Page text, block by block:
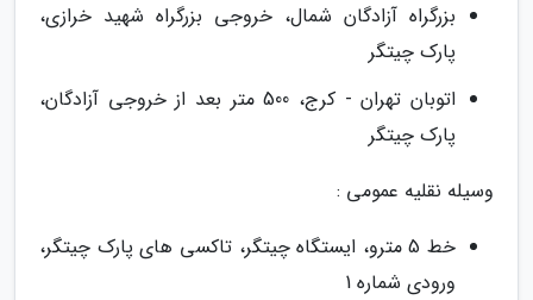
بزرگراه آزادگان شمال، خروجی بزرگراه شهید خرازی،
پارک چیتگر
اتوبان تهران - کرج، 500 متر بعد از خروجی آزادگان،
پارک چیتگر
وسیله نقلیه عمومی :
خط 5 مترو، ایستگاه چیتگر، تاکسی های پارک چیتگر،
ورودی شماره 1